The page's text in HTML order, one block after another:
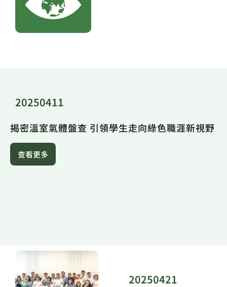
20250411
揭密溫室氣體盤查 引領學生走向綠色職涯新視野
查看更多
20250421